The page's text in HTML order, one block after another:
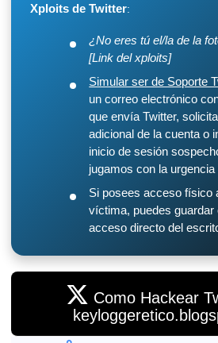
Xploits de Twitter:
¿No eres tú el/la de la
[Link del xploits]
Simular ser de Soporte
un correo electrónico
que envía Twitter,
adicional de la cuenta o
inicio de sesión
jugamos con la
Si posees acceso físico
víctima, puedes guardar
acceso directo del
Como Hackear